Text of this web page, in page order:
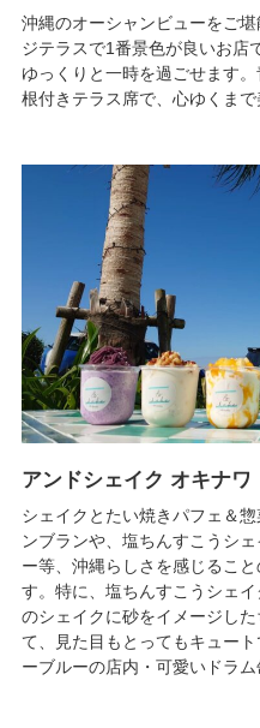
沖縄のオーシャンビューをご
ジテラスで1番景色が良いお店
ゆっくりと一時を過ごせます
根付きテラス席で、心ゆくま
アンドシェイク オキナワ
シェイクとたい焼きパフェ＆
ンブランや、塩ちんすこうシ
ー等、沖縄らしさを感じるこ
す。特に、塩ちんすこうシェ
のシェイクに砂をイメージし
て、見た目もとってもキュー
ーブルーの店内・可愛いドラ